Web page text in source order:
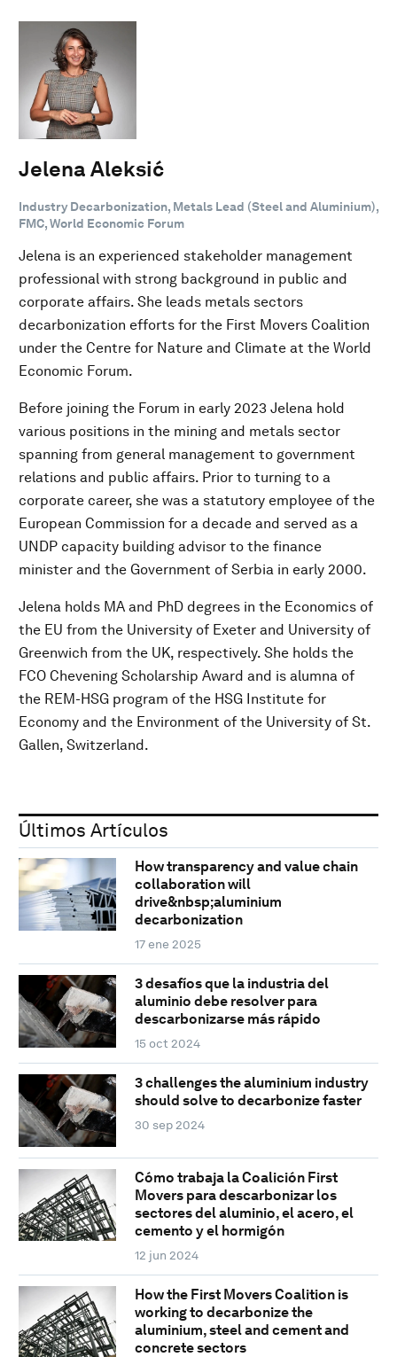
Jelena Aleksić
Industry Decarbonization, Metals Lead (Steel and Aluminium),
FMC, World Economic Forum
Jelena is an experienced stakeholder management
professional with strong background in public and
corporate affairs. She leads metals sectors
decarbonization efforts for the First Movers Coalition
under the Centre for Nature and Climate at the World
Economic Forum.
Before joining the Forum in early 2023 Jelena hold
various positions in the mining and metals sector
spanning from general management to government
relations and public affairs. Prior to turning to a
corporate career, she was a statutory employee of the
European Commission for a decade and served as a
UNDP capacity building advisor to the finance
minister and the Government of Serbia in early 2000.
Jelena holds MA and PhD degrees in the Economics of
the EU from the University of Exeter and University of
Greenwich from the UK, respectively. She holds the
FCO Chevening Scholarship Award and is alumna of
the REM-HSG program of the HSG Institute for
Economy and the Environment of the University of St.
Gallen, Switzerland.
Últimos Artículos
How transparency and value chain
collaboration will
drive&nbsp;aluminium
decarbonization
17 ene 2025
3 desafíos que la industria del
aluminio debe resolver para
descarbonizarse más rápido
15 oct 2024
3 challenges the aluminium industry
should solve to decarbonize faster
30 sep 2024
Cómo trabaja la Coalición First
Movers para descarbonizar los
sectores del aluminio, el acero, el
cemento y el hormigón
12 jun 2024
How the First Movers Coalition is
working to decarbonize the
aluminium, steel and cement and
concrete sectors